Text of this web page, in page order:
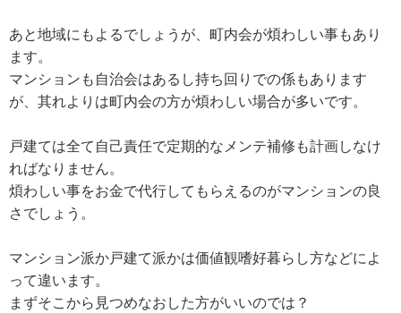
あと地域にもよるでしょうが、町内会が煩わしい事もあり
ます。
マンションも自治会はあるし持ち回りでの係もあります
が、其れよりは町内会の方が煩わしい場合が多いです。
戸建ては全て自己責任で定期的なメンテ補修も計画しなけ
ればなりません。
煩わしい事をお金で代行してもらえるのがマンションの良
さでしょう。
マンション派か戸建て派かは価値観嗜好暮らし方などによ
って違います。
まずそこから見つめなおした方がいいのでは？